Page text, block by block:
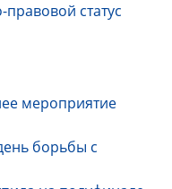
статус
мероприятие
борьбы с